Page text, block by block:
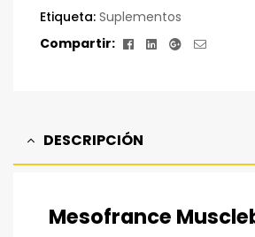
Etiqueta: Suplementos
Compartir:
Facebook
LinkedinGoogle+
Correo
DESCRIPCIÓN
Mesofrance